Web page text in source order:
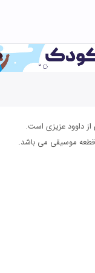
از داوود عزیزی است.